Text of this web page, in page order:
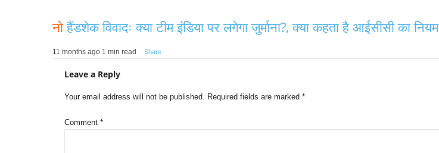
नोहैंडशेक विवादः क्या टीम इंडिया पर लगेगा जुर्माना?, क्या कहता है आईसीसी का नियम
11 months ago 1 min read Share
Leave a Reply
Your email address will not be published. Required fields are marked *
Comment *